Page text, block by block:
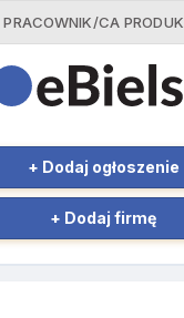
+ Dodaj ogłoszenie
+ Dodaj firmę